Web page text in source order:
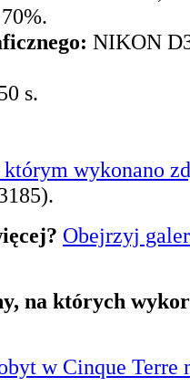
NIKON
s.
wykonano
Obejrzyj
na których
w Cinque Terre